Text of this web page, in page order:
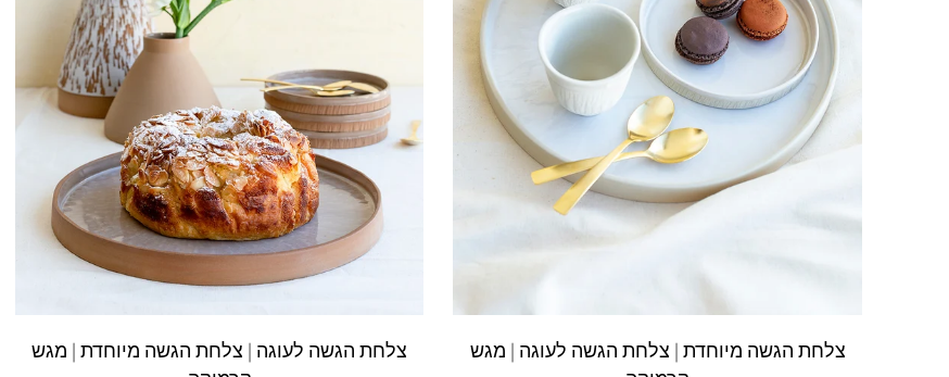
צלחת הגשה מיוחדת | צלחת הגשה לעוגה | מגש
צלחת הגשה לעוגה | צלחת הגשה מיוחדת | מגש